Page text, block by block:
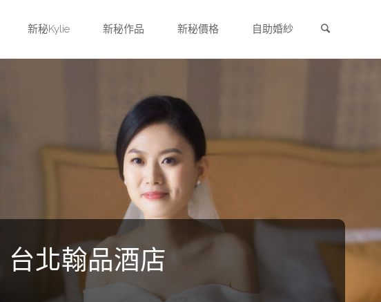
新秘Kylie 新秘作品 新秘價格 自助婚紗
台北翰品酒店